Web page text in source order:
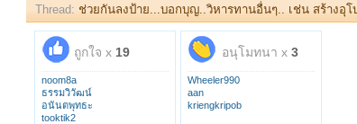
Thread: ช่วยกันลงป้าย...บอกบุญ..วิหารทานอื่นๆ.. เช่น สร้างอุ
ถูกใจ x 19
noom8a
ธรรมวิวัฒน์
อนันตพุทธะ
tooktik2
อนุโมทนา x 3
Wheeler990
aan
kriengkripob